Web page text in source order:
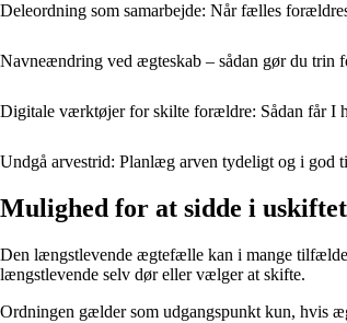
Deleordning som samarbejde: Når fælles
Navneændring ved ægteskab – sådan gør du trin
Digitale værktøjer for skilte forældre: Sådan får I
Undgå arvestrid: Planlæg arven tydeligt og i god
Mulighed for at sidde i
Den længstlevende ægtefælle kan i mange
længstlevende selv dør eller vælger at skifte.
Ordningen gælder som udgangspunkt kun, hvis